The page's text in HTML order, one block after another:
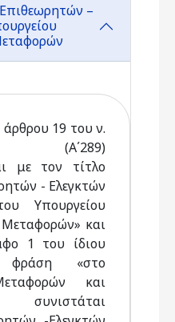
–
άρθρου 19 του ν.
(Α΄289)
με τον τίτλο
- Ελεγκτών
Υπουργείου
και
1 του ίδιου
«στο
και
συνιστάται